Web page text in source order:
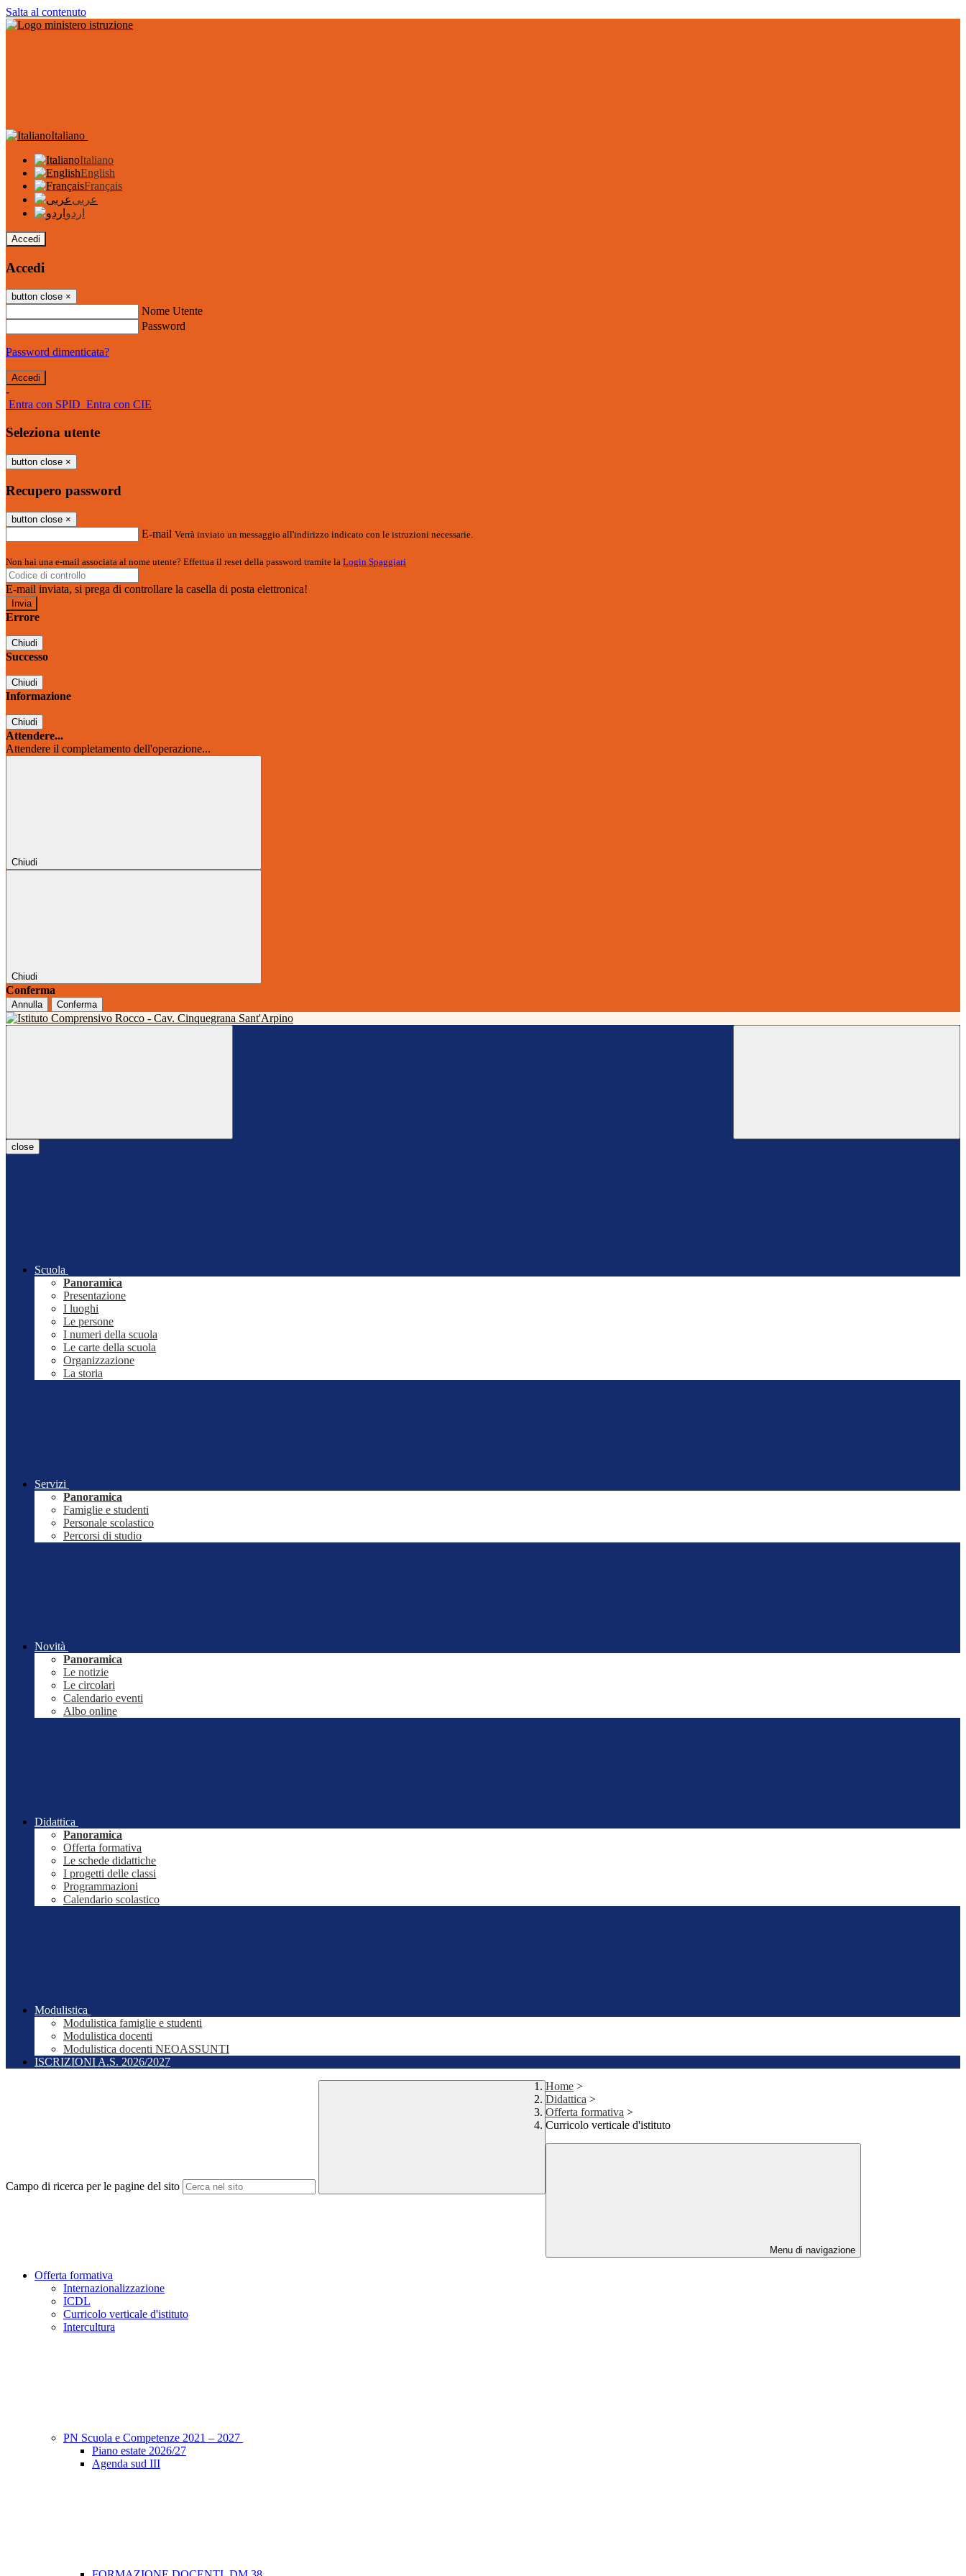
Salta al contenuto
Italiano
Italiano
English
Français
عربى
اردو
Accedi
Accedi
button close ×
Nome Utente
Password
Password dimenticata?
-
Entra con SPID Entra con CIE
Seleziona utente
button close ×
Recupero password
button close ×
E-mail Verrà inviato un messaggio all'indirizzo indicato con le istruzioni necessarie.
Non hai una e-mail associata al nome utente? Effettua il reset della password tramite la Login Spaggiari
E-mail inviata, si prega di controllare la casella di posta elettronica!
Errore
Chiudi
Successo
Chiudi
Informazione
Chiudi
Attendere...
Attendere il completamento dell'operazione...
Chiudi
Chiudi
Conferma
Annulla Conferma
close
Scuola
Panoramica
Presentazione
I luoghi
Le persone
I numeri della scuola
Le carte della scuola
Organizzazione
La storia
Servizi
Panoramica
Famiglie e studenti
Personale scolastico
Percorsi di studio
Novità
Panoramica
Le notizie
Le circolari
Calendario eventi
Albo online
Didattica
Panoramica
Offerta formativa
Le schede didattiche
I progetti delle classi
Programmazioni
Calendario scolastico
Modulistica
Modulistica famiglie e studenti
Modulistica docenti
Modulistica docenti NEOASSUNTI
ISCRIZIONI A.S. 2026/2027
Campo di ricerca per le pagine del sito
Home >
Didattica >
Offerta formativa >
Curricolo verticale d'istituto
Menu di navigazione
Offerta formativa
Internazionalizzazione
ICDL
Curricolo verticale d'istituto
Intercultura
PN Scuola e Competenze 2021 – 2027
Piano estate 2026/27
Agenda sud III